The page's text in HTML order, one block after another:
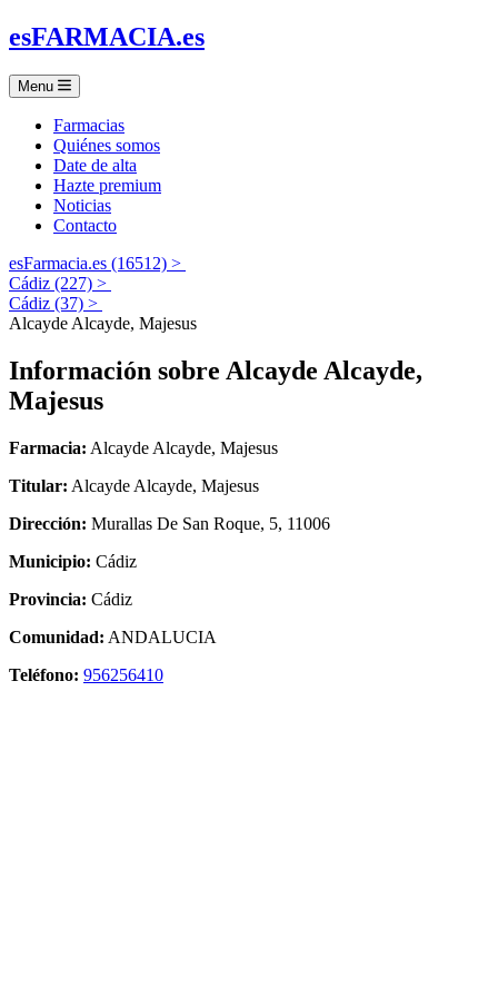
esFARMACIA.es
Menu
Farmacias
Quiénes somos
Date de alta
Hazte premium
Noticias
Contacto
esFarmacia.es (16512) >
Cádiz (227) >
Cádiz (37) >
Alcayde Alcayde, Majesus
Información sobre Alcayde Alcayde,
Majesus
Farmacia: Alcayde Alcayde, Majesus
Titular: Alcayde Alcayde, Majesus
Dirección: Murallas De San Roque, 5, 11006
Municipio: Cádiz
Provincia: Cádiz
Comunidad: ANDALUCIA
Teléfono: 956256410